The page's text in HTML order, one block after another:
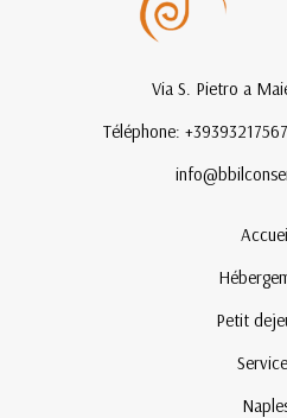
Via S. Pietro a
Téléphone:
Petit